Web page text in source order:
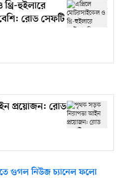
হুইলারে
রোড সেফটি
প্রয়োজন: রোড
গুগল নিউজ চ্যানেল ফলো